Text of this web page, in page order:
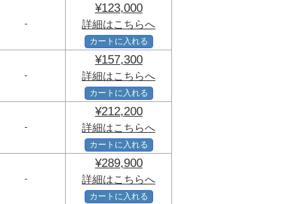
-
¥123,000
詳細はこちらへ
カートに入れる
-
¥157,300
詳細はこちらへ
カートに入れる
-
¥212,200
詳細はこちらへ
カートに入れる
-
¥289,900
詳細はこちらへ
カートに入れる